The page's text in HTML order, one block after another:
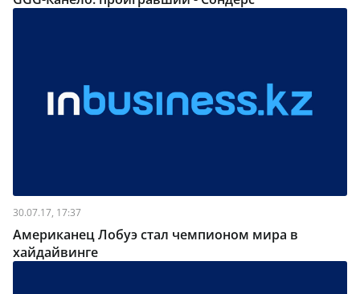
30.07.17, 17:37
Американец Лобуэ стал чемпионом мира в
хайдайвинге